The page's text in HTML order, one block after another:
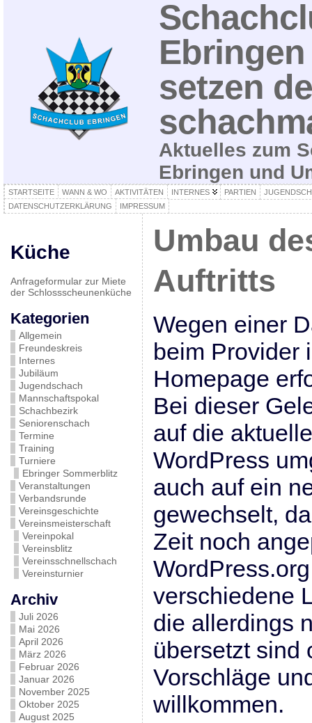
setzen
Aktuelles zum
Ebringen und
STARTSEITE WANN & WO AKTIVITÄTEN INTERNES PARTIEN
DATENSCHUTZERKLÄRUNG
IMPRESSUM
Küche
Anfrageformular zur Miete
der Schlossscheunenküche
Kategorien
Allgemein
Freundeskreis
Internes
Jubiläum
Jugendschach
Mannschaftspokal
Schachbezirk
Seniorenschach
Termine
Training
Turniere
Ebringer Sommerblitz
Veranstaltungen
Verbandsrunde
Vereinsgeschichte
Vereinsmeisterschaft
Vereinpokal
Vereinsblitz
Vereinsschnellschach
Vereinsturnier
Archiv
Juli 2026
Mai 2026
April 2026
März 2026
Februar 2026
Januar 2026
November 2025
Oktober 2025
August 2025
Umbau
Auftritts
Wegen einer
beim Provider
Homepage
Bei dieser
auf die
WordPress
auch auf ein
gewechselt,
Zeit noch
verschiedene
die allerdings
übersetzt sind
Vorschläge
willkommen.